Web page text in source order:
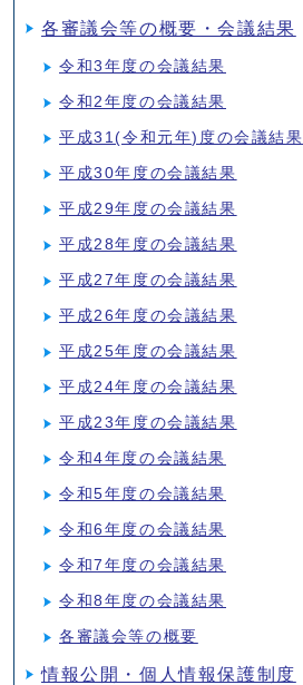
各審議会等の概要・会議結果
令和3年度の会議結果
令和2年度の会議結果
平成31(令和元年)度の会議結果
平成30年度の会議結果
平成29年度の会議結果
平成28年度の会議結果
平成27年度の会議結果
平成26年度の会議結果
平成25年度の会議結果
平成24年度の会議結果
平成23年度の会議結果
令和4年度の会議結果
令和5年度の会議結果
令和6年度の会議結果
令和7年度の会議結果
令和8年度の会議結果
各審議会等の概要
情報公開・個人情報保護制度